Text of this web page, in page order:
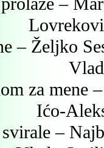
– Željko
za mene
Ićo-
svirale –